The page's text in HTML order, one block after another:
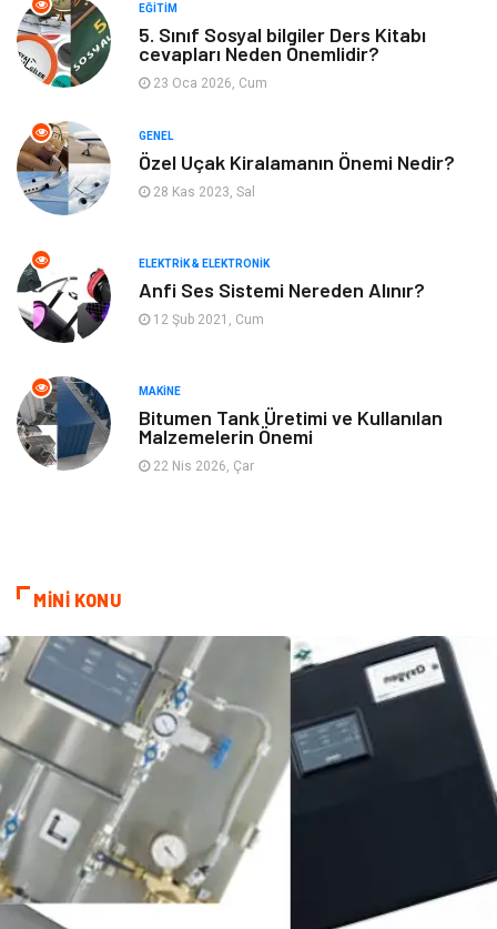
Tatil Yeme İçme
Bilgisayar & Yazılım Spor
İnternet
Finans ve Yönetim Gayrimenkul
Mobilya Aksesuar
Anne Çocuk
Tekstil Hediyelik Eşya
Bitkisel Ürünler
Spor Malzemeleri Bebek Giyim
EĞITIM
5. Sınıf Sosyal bilgiler Ders Kitabı
cevapları Neden Önemlidir?
23 Oca 2026, Cum
GENEL
Özel Uçak Kiralamanın Önemi Nedir?
28 Kas 2023, Sal
ELEKTRIK & ELEKTRONIK
Anfi Ses Sistemi Nereden Alınır?
12 Şub 2021, Cum
MAKINE
Bitumen Tank Üretimi ve Kullanılan
Malzemelerin Önemi
22 Nis 2026, Çar
MİNİ KONU